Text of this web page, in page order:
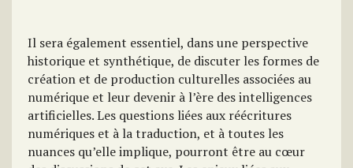
Il sera également essentiel, dans une perspective
historique et synthétique, de discuter les formes de
création et de production culturelles associées au
numérique et leur devenir à l’ère des intelligences
artificielles. Les questions liées aux réécritures
numériques et à la traduction, et à toutes les
nuances qu’elle implique, pourront être au cœur